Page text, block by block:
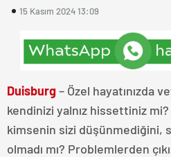
15 Kasım 2024 13:09
Duisburg– Özel hayatınızda
kendinizi yalnız hissettiniz
kimsenin sizi düşünmediğini,
olmadı mı? Problemlerden